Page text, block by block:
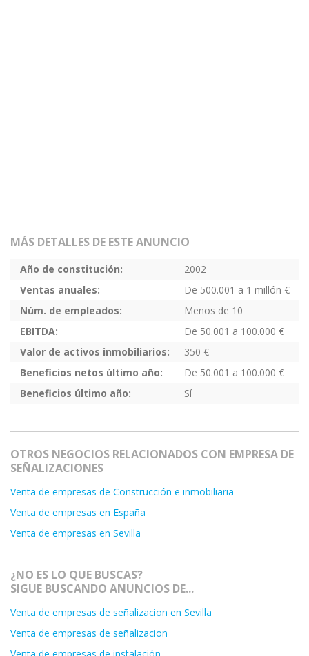
MÁS DETALLES DE ESTE ANUNCIO
Año de constitución:
2002
Ventas anuales:
De 500.001 a 1 millón €
Núm. de empleados:
Menos de 10
EBITDA:
De 50.001 a 100.000 €
Valor de activos inmobiliarios:
350 €
Beneficios netos último año:
De 50.001 a 100.000 €
Beneficios último año:
Sí
OTROS NEGOCIOS RELACIONADOS CON EMPRESA DE
SEÑALIZACIONES
Venta de empresas de Construcción e inmobiliaria
Venta de empresas en España
Venta de empresas en Sevilla
¿NO ES LO QUE BUSCAS?
SIGUE BUSCANDO ANUNCIOS DE...
Venta de empresas de señalizacion en Sevilla
Venta de empresas de señalizacion